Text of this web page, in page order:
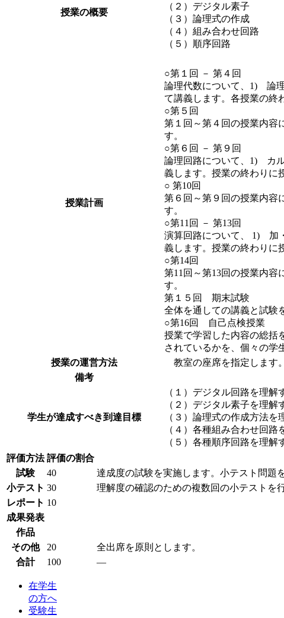
授業の概要
（２）デジタル素子
（３）論理式の作成
（４）組み合わせ回路
（５）順序回路
授業計画
○第１回 － 第４回
論理代数について、1) 論
て講義します。各授業の終
○第５回
第１回～第４回の授業内容
す。
○第６回 － 第９回
論理回路について、1) カ
義します。授業の終わり
○ 第10回
第６回～第９回の授業内容
す。
○第11回 － 第13回
演算回路について、 1)
義します。授業の終わりに
○第14回
第11回～第13回の授業内容
す。
第１５回 期末試験
全体を通しての講義と試験
○第16回 自己点検授業
授業で学習した内容の総括
されているかを、個々の学
授業の運営方法
教室の座席を指定します。
備考
学生が達成すべき到達目標
（１）デジタル回路を理解
（２）デジタル素子を理解
（３）論理式の作成方法を
（４）各種組み合わせ回路
（５）各種順序回路を理解
評価方法 評価の割合
試験
40
達成度の試験を実施します。小テスト問題
小テスト 30
理解度の確認のための複数回の小テストを
レポート 10
成果発表
作品
その他
20
全出席を原則とします。
合計
100 ―
在学生
の方へ
受験生